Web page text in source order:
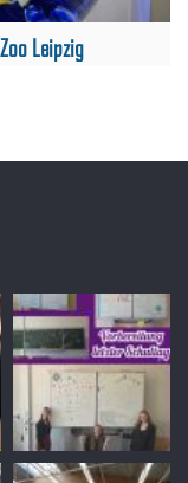
Leipzig